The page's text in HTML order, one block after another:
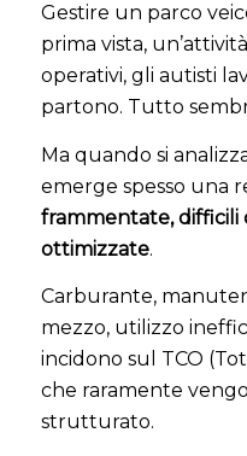
Gestire un parco
prima vista,
operativi, gli autisti
partono. Tutto
Ma quando si
emerge spesso una
frammentate, difficili
ottimizzate.
Carburante,
mezzo, utilizzo
incidono sul TCO
che raramente
strutturato.